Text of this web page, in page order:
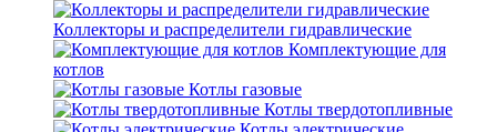
Коллекторы и распределители гидравлические
Комплектующие для
котлов
Котлы газовые
Котлы твердотопливные